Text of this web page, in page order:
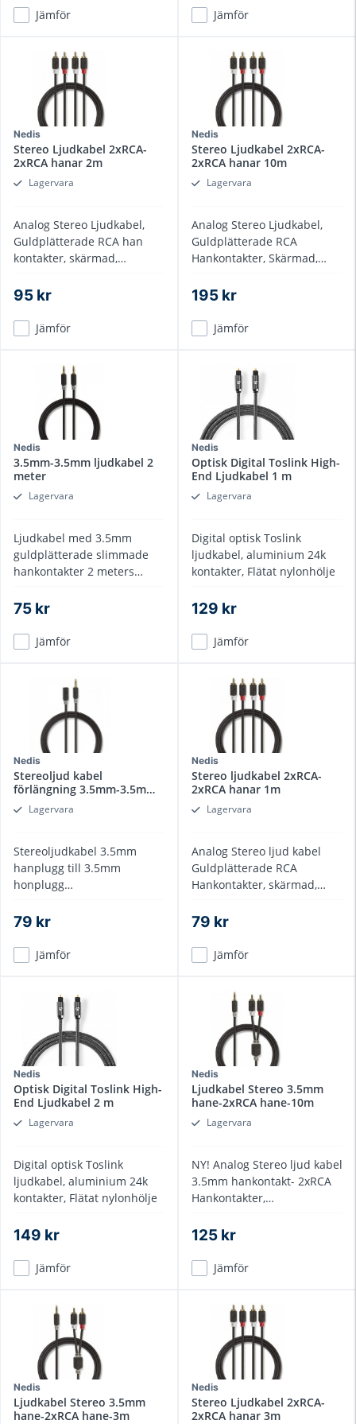
Jämför Jämför
Nedis
Stereo Ljudkabel 2xRCA-
2xRCA hanar 2m
Lagervara
Analog Stereo Ljudkabel,
Guldplätterade RCA han
kontakter, skärmad,
95 kr
Jämför
Nedis
Stereo Ljudkabel 2xRCA-
2xRCA hanar 10m
Lagervara
Analog Stereo Ljudkabel,
Guldplätterade RCA
Hankontakter, Skärmad,
195 kr
Jämför
Nedis
3.5mm-3.5mm ljudkabel 2
meter
Lagervara
Ljudkabel med 3.5mm
guldplätterade slimmade
hankontakter 2 meters
75 kr
Jämför
Nedis
Optisk Digital Toslink High-
End Ljudkabel 1 m
Lagervara
Digital optisk Toslink
ljudkabel, aluminium 24k
kontakter, Flätat nylonhölje
129 kr
Jämför
Nedis
Stereoljud kabel
förlängning 3.5mm-3.5mm
5metLagervara
Stereoljudkabel 3.5mm
hanplugg till 3.5mm
honplugg
guldplätterade
79 kr
Jämför
Nedis
Stereo ljudkabel 2xRCA-
2xRCA hanar 1m
Lagervara
Analog Stereo ljud kabel
Guldplätterade RCA
Hankontakter, skärmad,
79 kr
Jämför
Nedis
Optisk Digital Toslink High-
End Ljudkabel 2 m
Lagervara
Digital optisk Toslink
ljudkabel, aluminium 24k
kontakter, Flätat nylonhölje
149 kr
Jämför
Nedis
Ljudkabel Stereo 3.5mm
hane-2xRCA hane-10m
Lagervara
NY! Analog Stereo ljud kabel
3.5mm hankontakt- 2xRCA
Hankontakter,
125 kr
Jämför
Nedis
Ljudkabel Stereo 3.5mm
hane-2xRCA hane-3m
Nedis
Stereo Ljudkabel 2xRCA-
2xRCA hanar 3m